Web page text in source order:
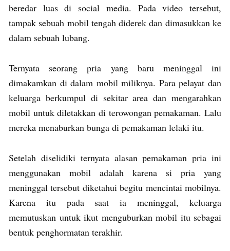
beredar luas di social media. Pada video tersebut,
tampak sebuah mobil tengah diderek dan dimasukkan ke
dalam sebuah lubang.
Ternyata seorang pria yang baru meninggal ini
dimakamkan di dalam mobil miliknya. Para pelayat dan
keluarga berkumpul di sekitar area dan mengarahkan
mobil untuk diletakkan di terowongan pemakaman. Lalu
mereka menaburkan bunga di pemakaman lelaki itu.
Setelah diselidiki ternyata alasan pemakaman pria ini
menggunakan mobil adalah karena si pria yang
meninggal tersebut diketahui begitu mencintai mobilnya.
Karena itu pada saat ia meninggal, keluarga
memutuskan untuk ikut menguburkan mobil itu sebagai
bentuk penghormatan terakhir.